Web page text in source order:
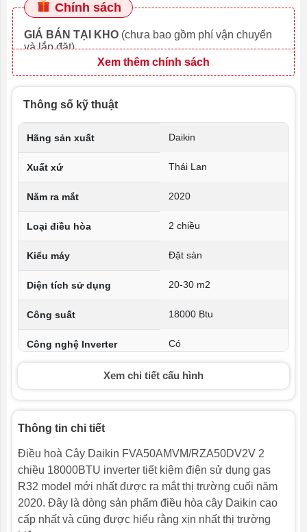
Chính sách
GIÁ BÁN TẠI KHO (chưa bao gồm phí vận chuyển
và lắp đặt)
Xem thêm chính sách
Thông số kỹ thuật
Hãng sản xuất Daikin
Xuất xứ Thái Lan
Năm ra mắt 2020
Loại điều hòa 2 chiều
Kiểu máy Đặt sàn
Diện tích sử dụng 20-30 m2
Công suất 18000 Btu
Công nghệ Inverter Có
49 dB
Độ ồn dàn lạnh 43 dB
Chế độ tiết kiệm điện
Chiều dài lắp đặt ống
đồng tối đa
Tiện ích
Điều khiển không dây
BRC4C65
Xem chi tiết cấu hình
Thông tin chi tiết
Điều hoà Cây Daikin FVA50AMVM/RZA50DV2V 2
chiều 18000BTU inverter tiết kiệm điện sử dụng gas
R32 model mới nhất được ra mắt thị trường cuối năm
2020. Đây là dòng sản phẩm điều hòa cây Daikin cao
cấp nhất và cũng được hiểu rằng xịn nhất thị trường